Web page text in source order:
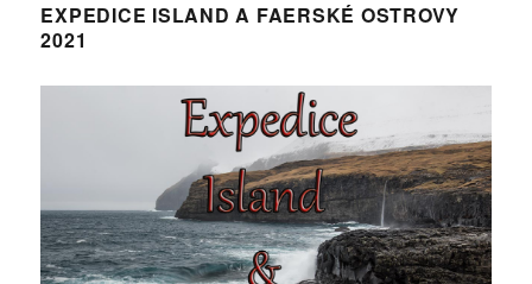
EXPEDICE ISLAND A FAERSKÉ OSTROVY
2021